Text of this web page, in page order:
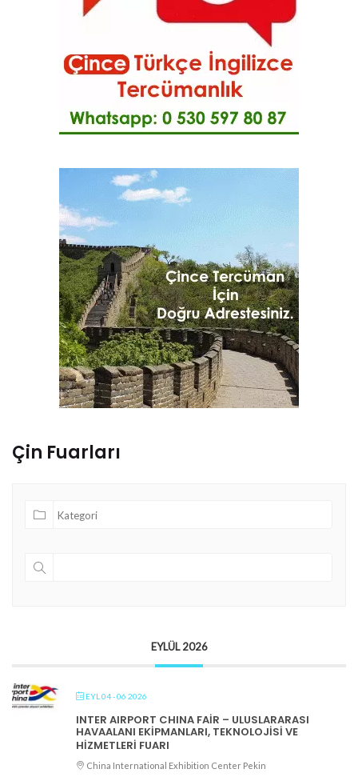
Çin Fuarları
EYLÜL 2026
EYL 04 - 06 2026
INTER AIRPORT CHINA FAIR – ULUSLARARASI
HAVAALANI EKIPMANLARI, TEKNOLOJISI VE
HIZMETLERI FUARI
China International Exhibition Center Pekin